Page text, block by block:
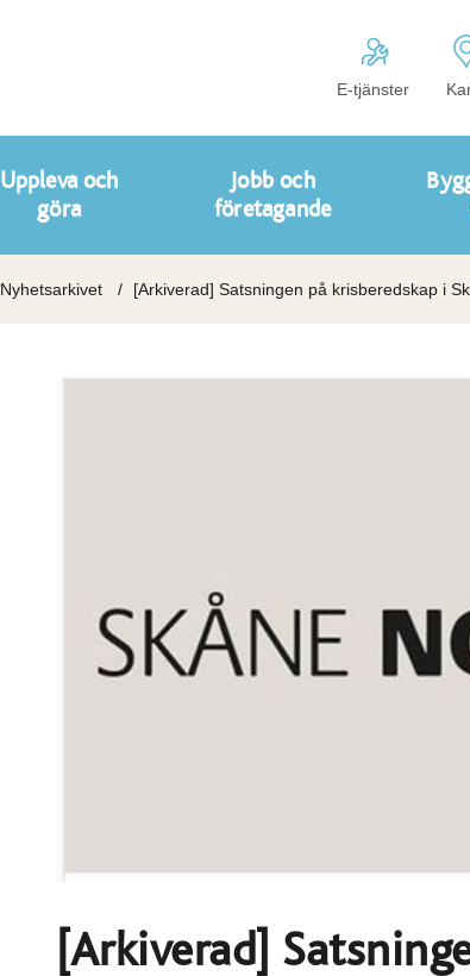
E-tjänster
Uppleva och
göra
Jobb och
företagande
Nyhetsarkivet [Arkiverad] Satsningen på krisberedskap i
[Arkiverad]